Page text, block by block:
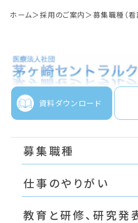
ホーム 採用のご案内 募集職種（看
資料ダウンロード
募集職種
仕事のやりがい
教育と研修、研究発